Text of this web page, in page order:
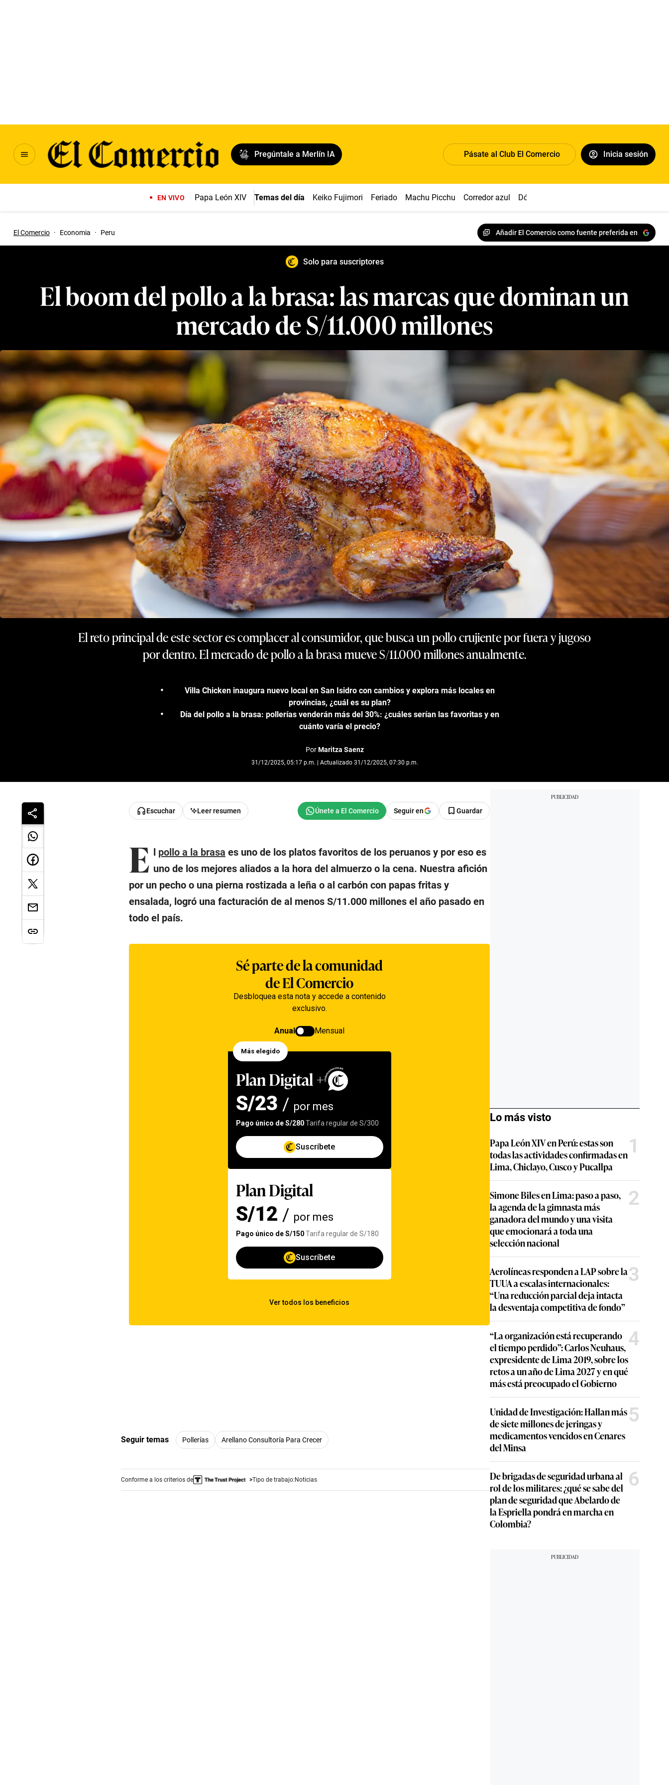
Pregúntale a Merlín IA Pásate al Club El Comercio Inicia sesión
EN VIVO Papa León XIV Temas del día Keiko Fujimori Feriado Machu Picchu Corredor azul Dólar
El Comercio · Economia · Peru Añadir El Comercio como fuente preferida en
Solo para suscriptores
El boom del pollo a la brasa: las marcas que dominan un
mercado de S/11.000 millones
El reto principal de este sector es complacer al consumidor, que busca un pollo crujiente por fuera y jugoso
por dentro. El mercado de pollo a la brasa mueve S/11.000 millones anualmente.
Villa Chicken inaugura nuevo local en San Isidro con cambios y explora más locales en
provincias, ¿cuál es su plan?
Día del pollo a la brasa: pollerías venderán más del 30%: ¿cuáles serían las favoritas y en
cuánto varía el precio?
PorMaritza Saenz
31/12/2025, 05:17 p.m. | Actualizado 31/12/2025, 07:30 p.m.
Escuchar Leer resumen Seguir en Guardar
E l pollo a la brasa es uno de los platos favoritos de los peruanos y por eso es
uno de los mejores aliados a la hora del almuerzo o la cena. Nuestra afición
por un pecho o una pierna rostizada a leña o al carbón con papas fritas y
ensalada, logró una facturación de al menos S/11.000 millones el año pasado en
todo el país.
Seguir temas Pollerías Arellano Consultoría Para Crecer
Conforme a los criterios de Tipo de trabajo:Noticias
Lo más visto
Papa León XIV en Perú: estas son
todas las actividades confirmadas en
Lima, Chiclayo, Cusco y Pucallpa
1
Simone Biles en Lima: paso a paso,
la agenda de la gimnasta más
ganadora del mundo y una visita
que emocionará a toda una
selección nacional
2
Aerolíneas responden a LAP sobre la
TUUA a escalas internacionales:
“Una reducción parcial deja intacta
la desventaja competitiva de fondo”
3
“La organización está recuperando
el tiempo perdido”: Carlos Neuhaus,
expresidente de Lima 2019, sobre los
retos a un año de Lima 2027 y en qué
más está preocupado el Gobierno
4
Unidad de Investigación: Hallan más
de siete millones de jeringas y
medicamentos vencidos en Cenares
del Minsa
5
De brigadas de seguridad urbana al
rol de los militares: ¿qué se sabe del
plan de seguridad que Abelardo de
la Espriella pondrá en marcha en
Colombia?
6